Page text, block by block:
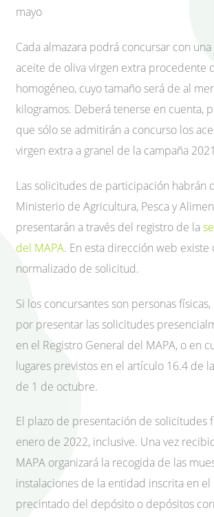
mayo
Cada almazara podrá concursar con
aceite de oliva virgen extra procedente
homogéneo, cuyo tamaño será de al
kilogramos. Deberá tenerse en cuenta,
que sólo se admitirán a concurso los
virgen extra a granel de la campaña
Las solicitudes de participación habrán
Ministerio de Agricultura, Pesca y
presentarán a través del registro de la
del MAPA. En esta dirección web
normalizado de solicitud.
Si los concursantes son personas
por presentar las solicitudes
en el Registro General del MAPA, o en
lugares previstos en el artículo 16.4 de
de 1 de octubre.
El plazo de presentación de solicitudes
enero de 2022, inclusive. Una vez
MAPA organizará la recogida de las
instalaciones de la entidad inscrita en el
precintado del depósito o depósitos